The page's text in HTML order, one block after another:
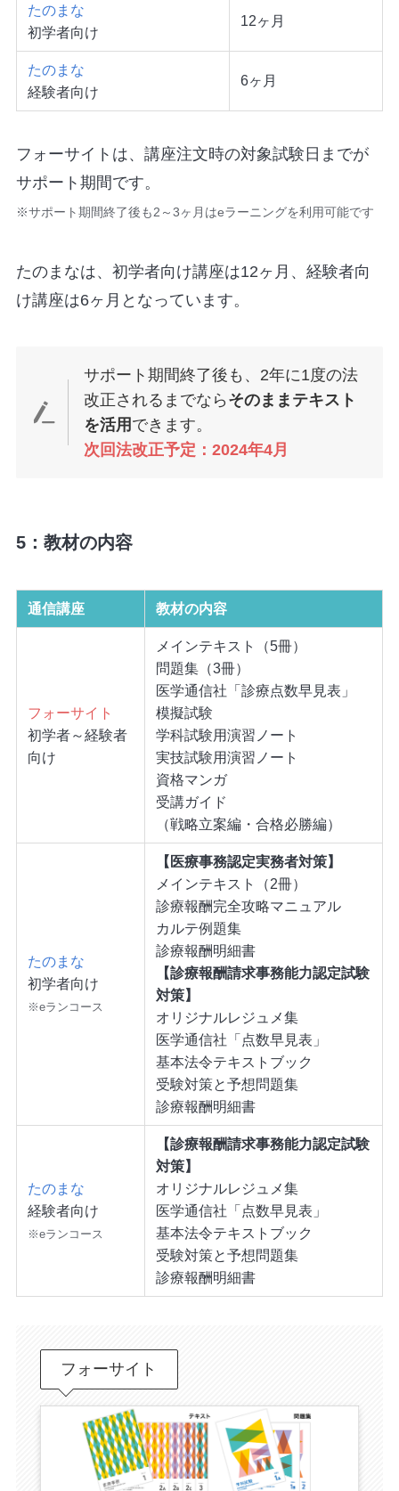
たのまな
初学者向け
12ヶ月
たのまな
経験者向け
6ヶ月
フォーサイトは、講座注文時の対象試験日までが
サポート期間です。
※サポート期間終了後も2～3ヶ月はeラーニングを利用可能です
たのまなは、初学者向け講座は12ヶ月、経験者向
け講座は6ヶ月となっています。
サポート期間終了後も、2年に1度の法
改正されるまでなら そのままテキスト
を活用 できます。
次回法改正予定：2024年4月
5：教材の内容
通信講座 教材の内容
フォーサイト
初学者～経験者
向け
メインテキスト（5冊）
問題集（3冊）
医学通信社「診療点数早見表」
模擬試験
学科試験用演習ノート
実技試験用演習ノート
資格マンガ
受講ガイド
（戦略立案編・合格必勝編）
たのまな
初学者向け
※eランコース
【医療事務認定実務者対策】
メインテキスト（2冊）
診療報酬完全攻略マニュアル
カルテ例題集
診療報酬明細書
【診療報酬請求事務能力認定試験
対策】
オリジナルレジュメ集
医学通信社「点数早見表」
基本法令テキストブック
受験対策と予想問題集
診療報酬明細書
たのまな
経験者向け
※eランコース
【診療報酬請求事務能力認定試験
対策】
オリジナルレジュメ集
医学通信社「点数早見表」
基本法令テキストブック
受験対策と予想問題集
診療報酬明細書
フォーサイト